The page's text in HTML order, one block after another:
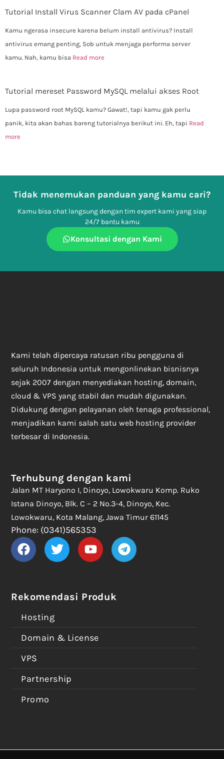
Tutorial Install Virus Scanner Clam AV pada cPanel
Kamu ngerasa insecure karena belum install antivirus? Install
antivirus emang penting, Sob untuk menjaga performa server
kamu. Nah, kamu bisa Read more
Tutorial mereset Password MySQL melalui akses Root
Lupa password root MySQL kamu? Gawat!, tapi kamu gak perlu
panik, kita akan bahas bareng tutorialnya berikut ini. Eh, tapi Read
more
Tidak menemukan panduan yang kamu cari?
Kamu bisa chat langsung dengan tim expert kami yang siap
24/7 bantu kamu
Konsultasi dengan Kami
Kami telah dipercaya ratusan ribu pengguna di
seluruh Indonesia untuk mengonlinekan bisnisnya
sejak 2007 dengan menyediakan hosting, domain,
cloud & VPS yang stabil dan mudah digunakan.
Didukung dengan pelayanan oleh tenaga professional,
menjadikan kami salah satu web hosting provider
terbesar di Indonesia.
Rekomendasi Produk
Hosting
Domain & License
VPS
Partnership
Promo
Terhubung dengan kami
Jalan MT Haryono I, Dinoyo, Lowokwaru Komp. Ruko
Istana Dinoyo, Blk. C – 2 No.3-4, Dinoyo, Kec.
Lowokwaru, Kota Malang, Jawa Timur 61145
Phone: (0341)565353